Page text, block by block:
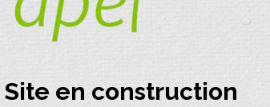
Site en construction